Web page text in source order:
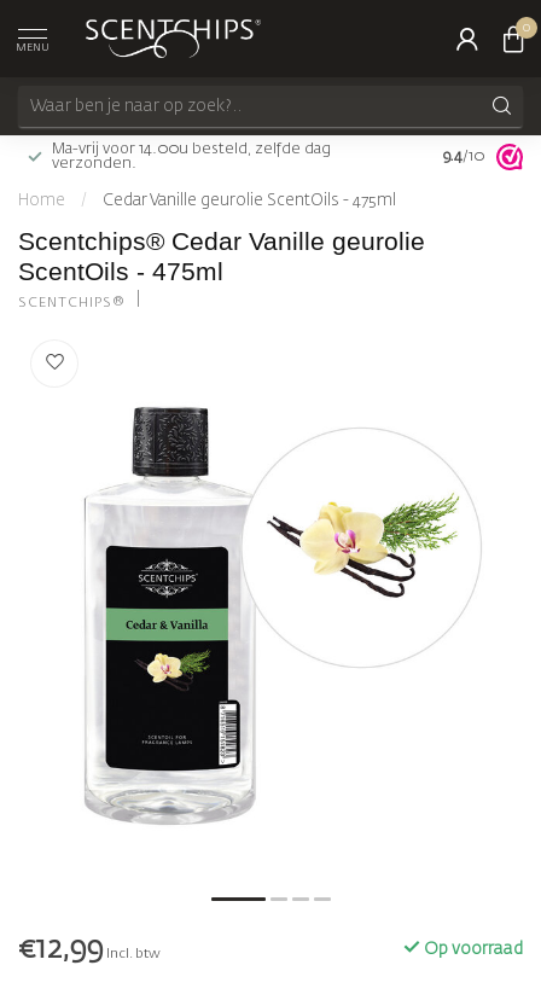
MENU
0
Ma-vrij voor 14.00u besteld, zelfde dag
verzonden.
Gratis
9.4/10
Home / Cedar Vanille geurolie ScentOils - 475ml
Scentchips® Cedar Vanille geurolie
ScentOils - 475ml
SCENTCHIPS®
€12,99 Incl. btw Op voorraad